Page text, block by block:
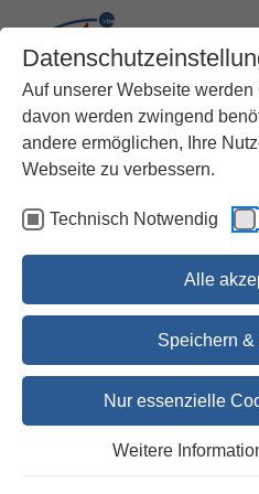
Auf unserer Webseite
davon werden zwingend
andere ermöglichen, Ihre
Webseite zu verbessern.
Technisch Notwendig
Alle
Speichern
Nur essenzielle
Weitere